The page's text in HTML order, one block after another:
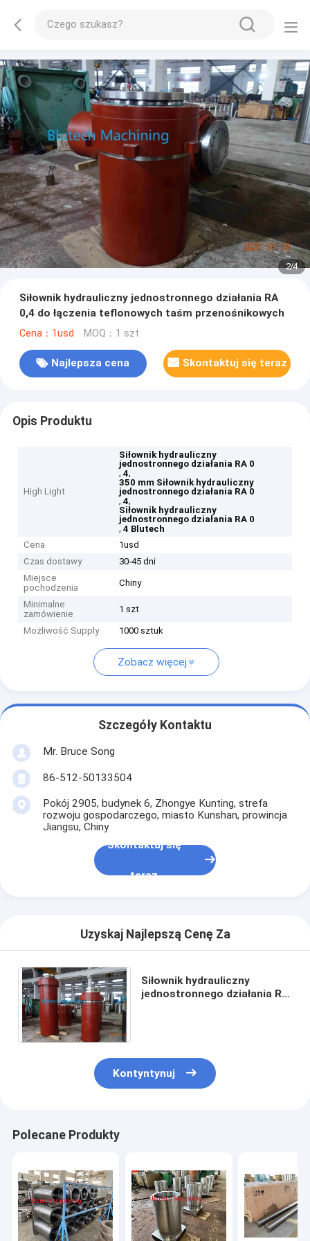
2/4
Siłownik hydrauliczny jednostronnego działania RA
0,4 do łączenia teflonowych taśm przenośnikowych
Cena：1usd MOQ：1 szt
Najlepsza cena Skontaktuj się teraz
Opis Produktu
High Light
Siłownik hydrauliczny
jednostronnego działania RA 0
,4,
350 mm Siłownik hydrauliczny
jednostronnego działania RA 0
,4,
Siłownik hydrauliczny
jednostronnego działania RA 0
,4 Blutech
Cena
1usd
Czas dostawy
30-45 dni
Miejsce
pochodzenia
Chiny
Minimalne
zamówienie
1 szt
Możliwość Supply 1000 sztuk
Zobacz więcej
Szczegóły Kontaktu
Mr. Bruce Song
86-512-50133504
Pokój 2905, budynek 6, Zhongye Kunting, strefa
rozwoju gospodarczego, miasto Kunshan, prowincja
Jiangsu, Chiny
Skontaktuj się
teraz
Uzyskaj Najlepszą Cenę Za
Siłownik hydrauliczny
jednostronnego działania RA
Kontyntynuj
Polecane Produkty